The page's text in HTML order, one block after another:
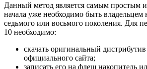
Данный метод является самым простым
начала уже необходимо быть владельцем
седьмого или восьмого поколения. Для
10 необходимо:
скачать оригинальный
официального сайта;
записать его на флеш накопитель